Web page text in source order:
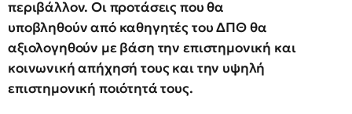
περιβάλλον. Οι προτάσεις που θα
υποβληθούν από καθηγητές του ΔΠΘ θα
αξιολογηθούν με βάση την επιστημονική και
κοινωνική απήχησή τους και την υψηλή
επιστημονική ποιότητά τους.